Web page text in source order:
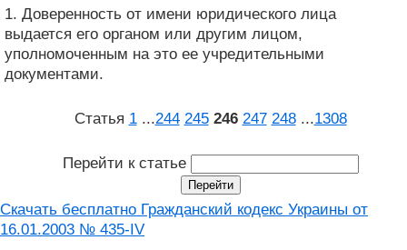
1. Доверенность от имени юридического лица
выдается его органом или другим лицом,
уполномоченным на это ее учредительными
документами.
Статья 1 ...244 245 246 247 248 ...1308
Перейти к статье
Скачать бесплатно Гражданский кодекс Украины от
16.01.2003 № 435-IV